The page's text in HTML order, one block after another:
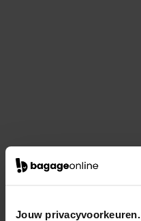
Jouw privacyvoorkeuren.